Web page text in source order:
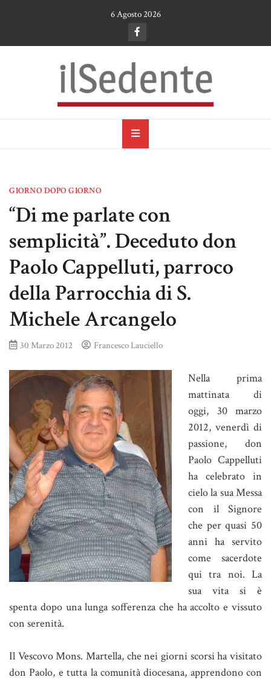
6 Agosto 2026
il Sedente
GIORNO DOPO GIORNO
“Di me parlate con
semplicità”. Deceduto don
Paolo Cappelluti, parroco
della Parrocchia di S.
Michele Arcangelo
30 Marzo 2012 Francesco Lauciello
Nella prima
mattinata di
oggi, 30 marzo
2012, venerdì di
passione, don
Paolo Cappelluti
ha celebrato in
cielo la sua Messa
con il Signore
che per quasi 50
anni ha servito
come sacerdote
qui tra noi. La
sua vita si è
spenta dopo una lunga sofferenza che ha accolto e vissuto
con serenità.
Il Vescovo Mons. Martella, che nei giorni scorsi ha visitato
don Paolo, e tutta la comunità diocesana, apprendono con